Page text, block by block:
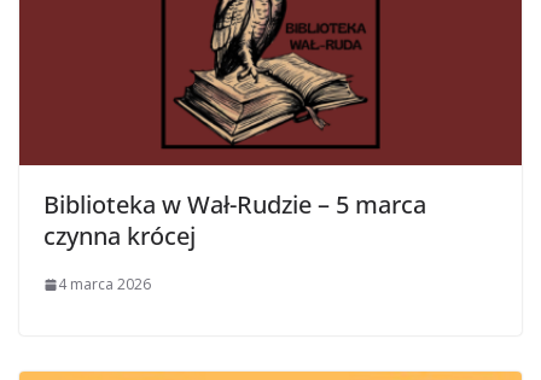
Biblioteka w Wał-Rudzie – 5 marca
czynna krócej
4 marca 2026